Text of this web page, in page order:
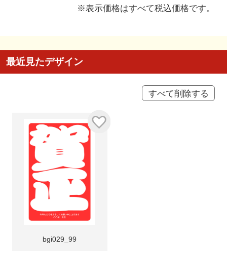
※表示価格はすべて税込価格です。
最近見たデザイン
すべて削除する
bgi029_99